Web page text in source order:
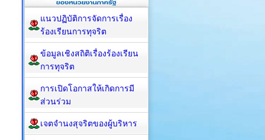
แนวปฏิบัติการจัดการเรื่อง
ร้องเรียนการทุจริต
ข้อมูลเชิงสถิติเรื่องร้องเรียน
การทุจริต
การเปิดโอกาสให้เกิดการมี
ส่วนร่วม
เจตจำนงสุจริตของผู้บริหาร